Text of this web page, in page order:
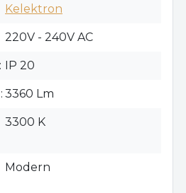
Kelektron
220V - 240V AC
IP 20
3360 Lm
3300 K
Modern